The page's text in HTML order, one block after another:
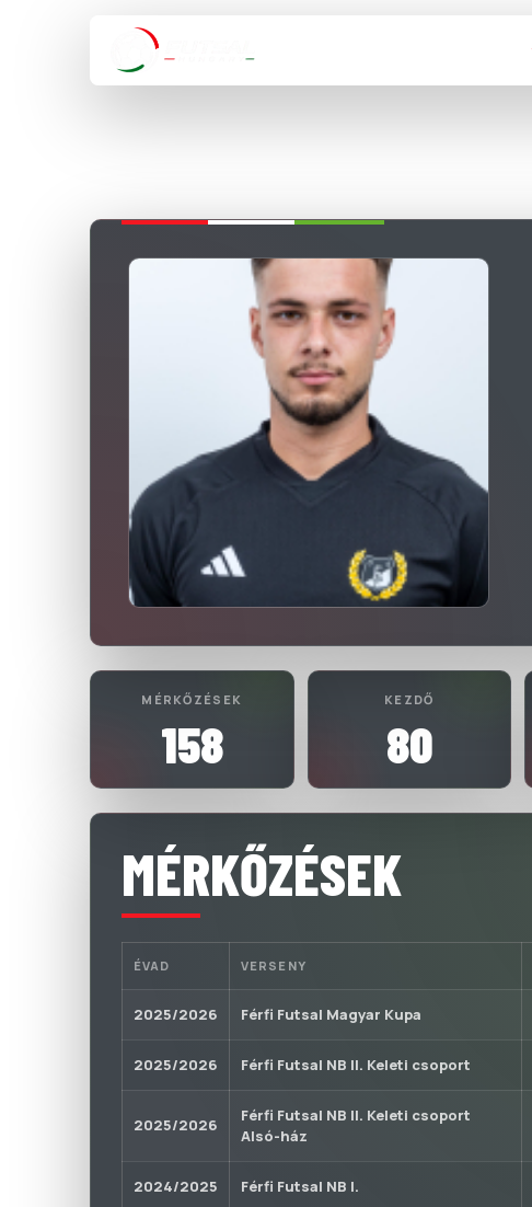
MÉRKŐZÉSEK
158
KEZDŐ
80
MÉRKŐZÉSEK
ÉVAD VERSENY
2025/2026 Férfi Futsal Magyar Kupa
2025/2026 Férfi Futsal NB II. Keleti csoport
2025/2026
Férfi Futsal NB II. Keleti csoport
Alsó-ház
2024/2025 Férfi Futsal NB I.